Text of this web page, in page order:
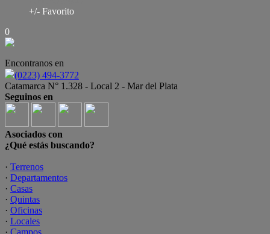
+/- Favorito
0
Encontranos en
(0223) 494-3772
Catamarca N° 1.328 - Local 2 - Mar del Plata
Seguinos en
Asociados con
¿Qué estás buscando?
· Terrenos
· Departamentos
· Casas
· Quintas
· Oficinas
· Locales